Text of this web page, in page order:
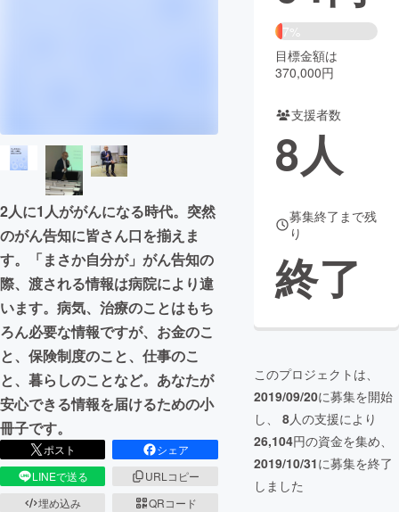
チャレンジ
CAMPFIRE Creation
CAMPFIREふるさと納税
コミュニティ
2人に1人ががんになる時代。突然
のがん告知に皆さん口を揃えま
す。「まさか自分が」がん告知の
際、渡される情報は病院により違
います。病気、治療のことはもち
ろん必要な情報ですが、お金のこ
と、保険制度のこと、仕事のこ
と、暮らしのことなど。あなたが
安心できる情報を届けるための小
冊子です。
ポスト
シェア
LINEで送る
URLコピー
埋め込み
QRコード
7%
目標金額は
370,000円
支援者数
8人
募集終了まで残
り
終了
このプロジェクトは、
2019/09/20に募集を開始
し、 8人の支援により
26,104円の資金を集め、
2019/10/31に募集を終了
しました